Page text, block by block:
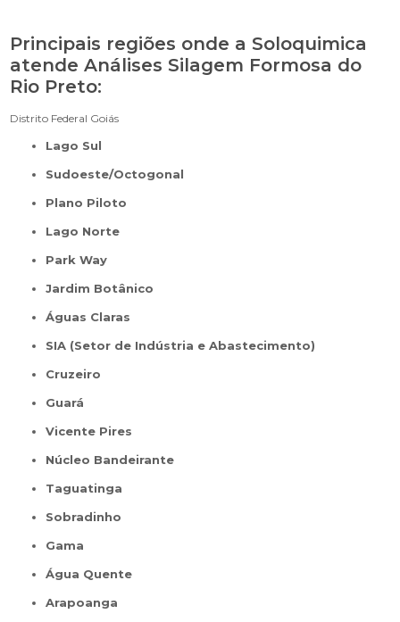
Principais regiões onde a Soloquimica
atende Análises Silagem Formosa do
Rio Preto:
Distrito Federal Goiás
Lago Sul
Sudoeste/Octogonal
Plano Piloto
Lago Norte
Park Way
Jardim Botânico
Águas Claras
SIA (Setor de Indústria e Abastecimento)
Cruzeiro
Guará
Vicente Pires
Núcleo Bandeirante
Taguatinga
Sobradinho
Gama
Água Quente
Arapoanga